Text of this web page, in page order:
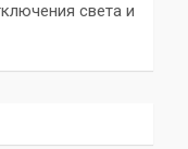
света и